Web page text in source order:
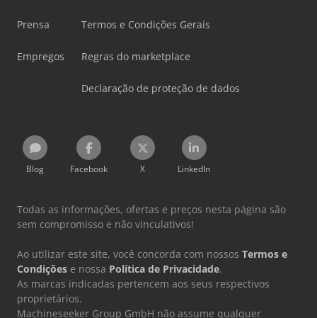
Prensa
Empregos
Termos e Condições Gerais
Regras do marketplace
Declaração de proteção de dados
Blog Facebook X LinkedIn
Todas as informações, ofertas e preços nesta página são
sem compromisso e não vinculativos!
Ao utilizar este site, você concorda com nossos Termos e
Condições e nossa Política de Privacidade.
As marcas indicadas pertencem aos seus respectivos
proprietários.
Machineseeker Group GmbH não assume qualquer